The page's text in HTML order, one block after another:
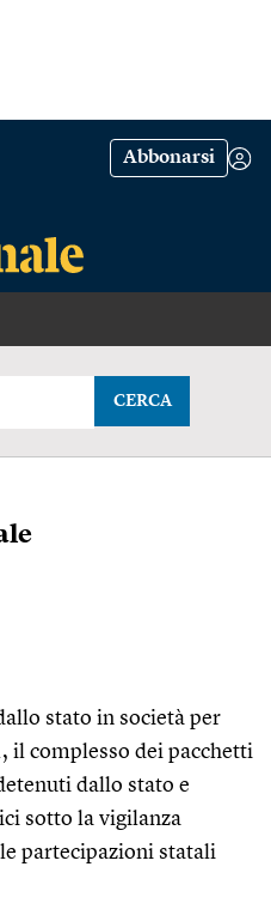
Abbonarsi
CERCA
stato in società per
, il complesso dei pacchetti
dallo stato e
sotto la vigilanza
partecipazioni statali